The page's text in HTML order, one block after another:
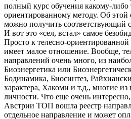
полный курс обучения какому-либо
ориентированному методу. Об этой
можно получить соответствующий
И вот это «сел, встал» самое
Просто к телесно-ориентированной
имеет малое отношение. Вообще,
направлений очень много, из
Биоэнергетика или
Бодинамика, Биосинтез,
характера, Хакоми и т.д., многие
личности. Что еще очень
Австрии ТОП вошла реестр
отдельное направление и может